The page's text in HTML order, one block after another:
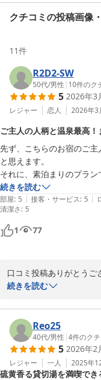
クチコミの投稿画像
11件
R2D2-SW
50代/男性 | 10件のク
5 2026年3
レジャー 恋人 2026年3
ご主人の人柄と温泉最高！
先ず、こちらのお宿のご
と思えます。
それに、素泊まりのプラ
まいもとても美味しいです。
温泉、これは最高です。泉
お部屋も最初は湯治宿ポイ
じですよ。
また、お伺いしますので宜
続きを読む
部屋: 5 | 接客・サービス: 5 |
清潔さ: 5
1 77
口コミ投稿ありがとうご
大変に心温まるお言葉頂
います。
是非またのご利用お待ち
別府明礬温泉 美容・
2026-03-18
続きを読む
Reo25
40代/男性 |4件のクチ
5 2026年2
レジャー 一人 2025年
硫黄香る貸切湯を満喫でき